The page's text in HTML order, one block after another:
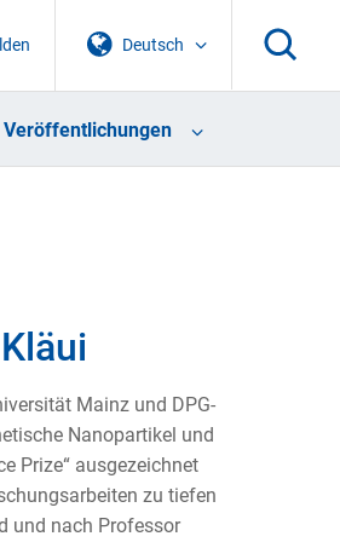
Deutsch
Veröffentlichungen
Mainz und DPG-
Nanopartikel und
Prize“ ausgezeichnet
zu tiefen
und nach Professor